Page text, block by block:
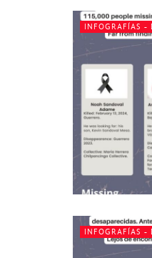
INFOGRAFÍAS -
INFOGRAFÍAS -